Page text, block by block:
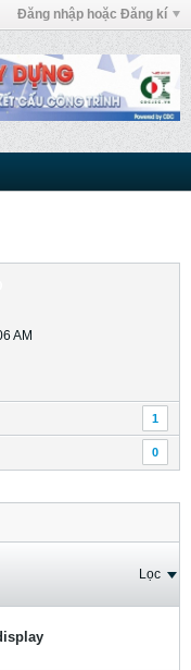
Đăng nhập hoặc Đăng kí
AM
1
0
Lọc